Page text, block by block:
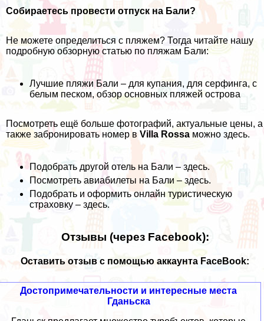
Собираетесь провести отпуск на Бали?
Не можете определиться с пляжем? Тогда читайте нашу
подробную обзорную статью по пляжам Бали:
Лучшие пляжи Бали – для купания, для серфинга, с
белым песком, обзор основных пляжей острова
Посмотреть ещё больше фотографий, актуальные цены, а
также забронировать номер в Villa Rossa можно здесь.
Подобрать другой отель на Бали – здесь.
Посмотреть авиабилеты на Бали –здесь.
Подобрать и оформить онлайн туристическую
страховку – здесь.
Отзывы (через Facebook):
Оставить отзыв с помощью аккаунта FaceBook:
Достопримечательности и интересные места
Гданьска